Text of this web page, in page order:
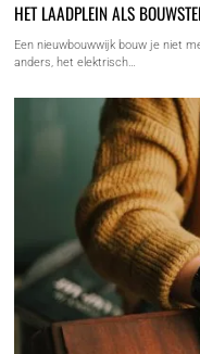
HET LAADPLEIN ALS
Een nieuwbouwwijk bouw je niet
anders, het elektrisch…